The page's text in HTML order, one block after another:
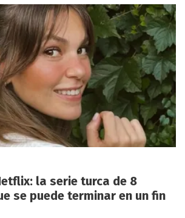
la serie turca de 8
se puede terminar en un fin